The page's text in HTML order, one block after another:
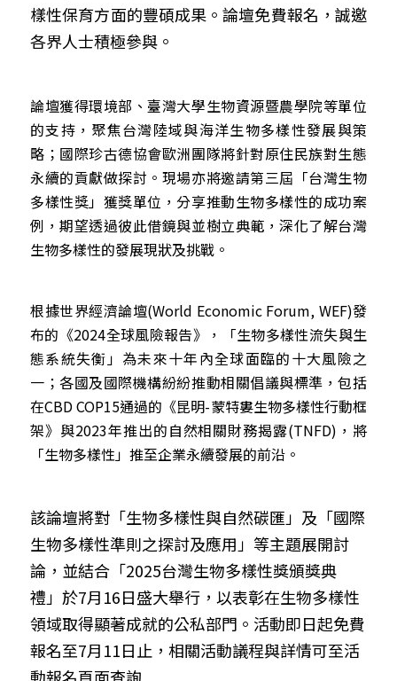
樣性保育方面的豐碩成果。論壇免費報名，誠邀
各界人士積極參與。
論壇獲得環境部、臺灣大學生物資源暨農學院等單位
的支持，聚焦台灣陸域與海洋生物多樣性發展與策
略；國際珍古德協會歐洲團隊將針對原住民族對生態
永續的貢獻做探討。現場亦將邀請第三屆「台灣生物
多樣性獎」獲獎單位，分享推動生物多樣性的成功案
例，期望透過彼此借鏡與並樹立典範，深化了解台灣
生物多樣性的發展現狀及挑戰。
根據世界經濟論壇(World Economic Forum, WEF)發
布的《2024全球風險報告》，「生物多樣性流失與生
態系統失衡」為未來十年內全球面臨的十大風險之
一；各國及國際機構紛紛推動相關倡議與標準，包括
在CBD COP15通過的《昆明-蒙特婁生物多樣性行動框
架》與2023年推出的自然相關財務揭露(TNFD)，將
「生物多樣性」推至企業永續發展的前沿。
該論壇將對「生物多樣性與自然碳匯」及「國際
生物多樣性準則之探討及應用」等主題展開討
論，並結合「2025台灣生物多樣性獎頒獎典
禮」於7月16日盛大舉行，以表彰在生物多樣性
領域取得顯著成就的公私部門。活動即日起免費
報名至7月11日止，相關活動議程與詳情可至活